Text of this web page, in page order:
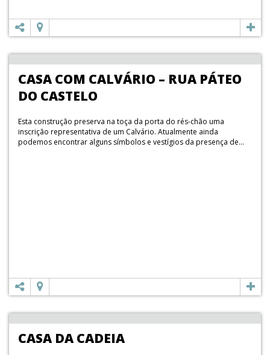
CASA COM CALVÁRIO – RUA PÁTEO
DO CASTELO
Esta construção preserva na toça da porta do rés-chão uma
inscrição representativa de um Calvário. Atualmente ainda
podemos encontrar alguns símbolos e vestígios da presença de...
CASA DA CADEIA